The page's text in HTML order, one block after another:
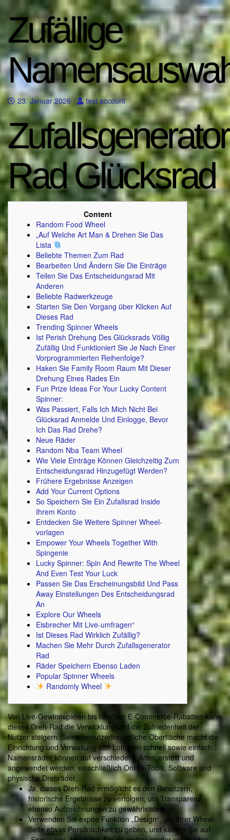
Zufällige
23. Januar 2026 test account
Zufallsgenerator
Rad Glücksrad
Content
Random Food Wheel
„Auf Welche Art Man & Drehen Sie Das
Lista
Beliebte Themen Zum Rad
Bearbeiten Und Ändern Sie Die Einträge
Teilen Sie Das Entscheidungsrad Mit
Anderen
Beliebte Radwerkzeuge
Starten Sie Den Vorgang über Klicken Auf
Dieses Rad
Trending Spinner Wheels
Ist Perish Drehung Des Glücksrads Völlig
Zufällig Und Funktioniert Sie Je Nach Einer
Vorprogrammierten Reihenfolge?
Haken Sie Family Room Raum Mit Dieser
Drehung Eines Rades Ein
Fun Prize Ideas For Your Lucky Content
Spinner:
Was Passiert, Falls Ich Mich Nicht Bei
Glücksrad Anmelde Und Einlogge, Bevor
Ich Das Rad Drehe?
Neue Räder
Random Nba Team Wheel
Wie Viele Einträge Können Gleichzeitig Zum
Entscheidungsrad Hinzugefügt Werden?
Frühere Ergebnisse Anzeigen
Add Your Current Options
So Speichern Sie Ein Zufallsrad Inside
Ihrem Konto
Entdecken Sie Weitere Spinner Wheel-
vorlagen
Empower Your Wheels Together With
Spingenie
Lucky Spinner: Spin And Rewrite The Wheel
And Even Test Your Luck
Passen Sie Das Erscheinungsbild Und Pass
Away Einstellungen Des Entscheidungsrad
An
Explore Our Wheels
Eisbrecher Mit Live-umfragen“
Ist Dieses Rad Wirklich Zufällig?
Machen Sie Mehr Durch Zufallsgenerator
Rad
Räder Speichern Ebenso Laden
Popular Spinner Wheels
Randomly Wheel
Von Live-Gewinnspielen bis hin über E-Commerce-Rabatten kann
dieses Dreh-Rad die Verwicklung und die Zufriedenheit der
Nutzer steigern. Seine benutzerfreundliche Oberfläche macht die
Einrichtung und Verwaltung von Lotterien schnell sowie einfach.
Namensräder können auf verschiedene Arten erstellt und
angewendet werden, einschließlich Online-Tools, Software und
physische Drehräder.
Ja, dieses Dreh-Rad ermöglicht es den Benutzern,
historische Ergebnisse zu verfolgen, um Transparenz
ebenso Aufzeichnungen zu gewährleisten.
Verwenden Sie expire Funktion „Design“, um Ihrer Wheel-
Seite etwas Persönlichkeit zu geben, und klicken Sie auf